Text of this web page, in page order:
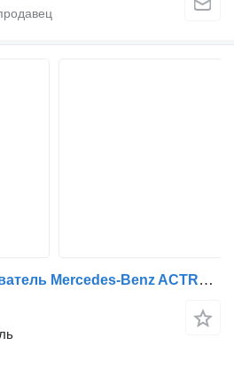
Автономный обогреватель Mercedes-Benz ACTROS A 942 500 15 98 STANDKACHEL A942 500 15 98 для грузовика